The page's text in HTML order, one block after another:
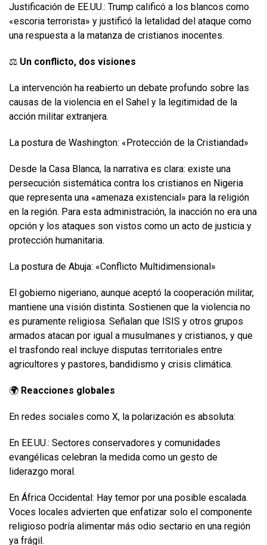
Justificación de EE.UU.: Trump calificó a los blancos como
«escoria terrorista» y justificó la letalidad del ataque como
una respuesta a la matanza de cristianos inocentes.
⚖️ Un conflicto, dos visiones
La intervención ha reabierto un debate profundo sobre las
causas de la violencia en el Sahel y la legitimidad de la
acción militar extranjera.
La postura de Washington: «Protección de la Cristiandad»
Desde la Casa Blanca, la narrativa es clara: existe una
persecución sistemática contra los cristianos en Nigeria
que representa una «amenaza existencial» para la religión
en la región. Para esta administración, la inacción no era una
opción y los ataques son vistos como un acto de justicia y
protección humanitaria.
La postura de Abuja: «Conflicto Multidimensional»
El gobierno nigeriano, aunque aceptó la cooperación militar,
mantiene una visión distinta. Sostienen que la violencia no
es puramente religiosa. Señalan que ISIS y otros grupos
armados atacan por igual a musulmanes y cristianos, y que
el trasfondo real incluye disputas territoriales entre
agricultores y pastores, bandidismo y crisis climática.
🌍 Reacciones globales
En redes sociales como X, la polarización es absoluta:
En EE.UU.: Sectores conservadores y comunidades
evangélicas celebran la medida como un gesto de
liderazgo moral.
En África Occidental: Hay temor por una posible escalada.
Voces locales advierten que enfatizar solo el componente
religioso podría alimentar más odio sectario en una región
ya frágil.